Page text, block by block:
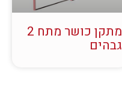
מתקן כושר מתח 2
גבהים